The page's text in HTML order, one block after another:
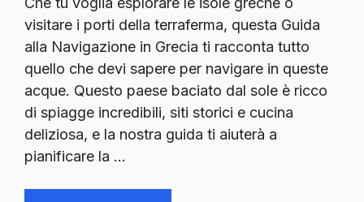
visitare i porti della terraferma, questa Guida
alla Navigazione in Grecia ti racconta tutto
quello che devi sapere per navigare in queste
acque. Questo paese baciato dal sole è ricco
di spiagge incredibili, siti storici e cucina
deliziosa, e la nostra guida ti aiuterà a
pianificare la …